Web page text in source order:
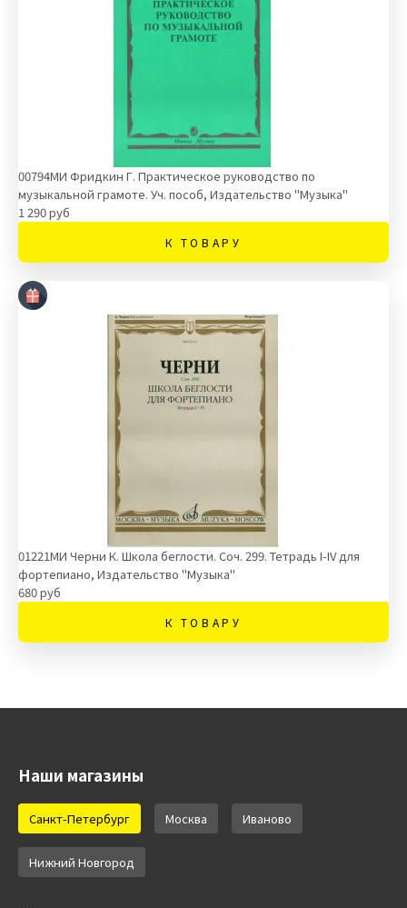
00794МИ Фридкин Г. Практическое руководство по
музыкальной грамоте. Уч. пособ, Издательство "Музыка"
1 290 руб
К ТОВАРУ
01221МИ Черни К. Школа беглости. Соч. 299. Тетрадь I-IV для
фортепиано, Издательство "Музыка"
680 руб
К ТОВАРУ
Наши магазины
Санкт-Петербург Москва Иваново
Нижний Новгород